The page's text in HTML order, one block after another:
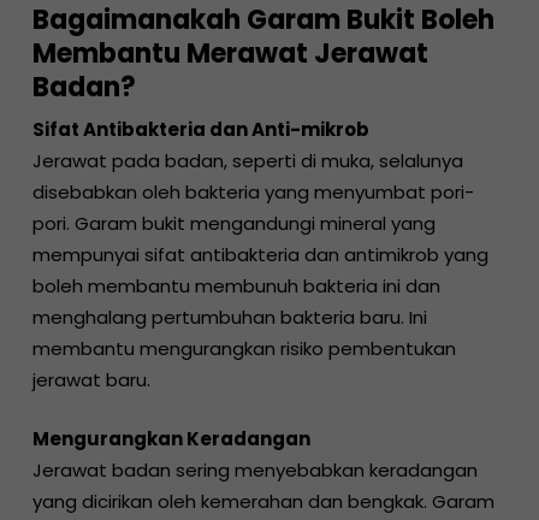
Bagaimanakah Garam Bukit Boleh
Membantu Merawat Jerawat
Badan?
Sifat Antibakteria dan Anti-mikrob
Jerawat pada badan, seperti di muka, selalunya
disebabkan oleh bakteria yang menyumbat pori-
pori. Garam bukit mengandungi mineral yang
mempunyai sifat antibakteria dan antimikrob yang
boleh membantu membunuh bakteria ini dan
menghalang pertumbuhan bakteria baru. Ini
membantu mengurangkan risiko pembentukan
jerawat baru.
Mengurangkan Keradangan
Jerawat badan sering menyebabkan keradangan
yang dicirikan oleh kemerahan dan bengkak. Garam